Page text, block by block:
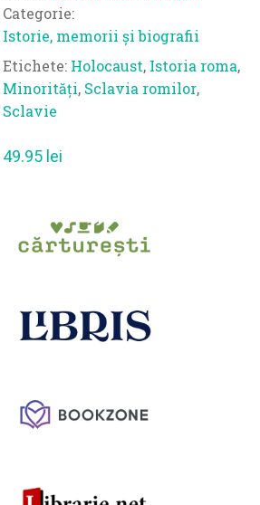
Categorie:
Istorie, memorii și biografii
Etichete: Holocaust, Istoria roma,
Minorități, Sclavia romilor,
Sclavie
49.95 lei